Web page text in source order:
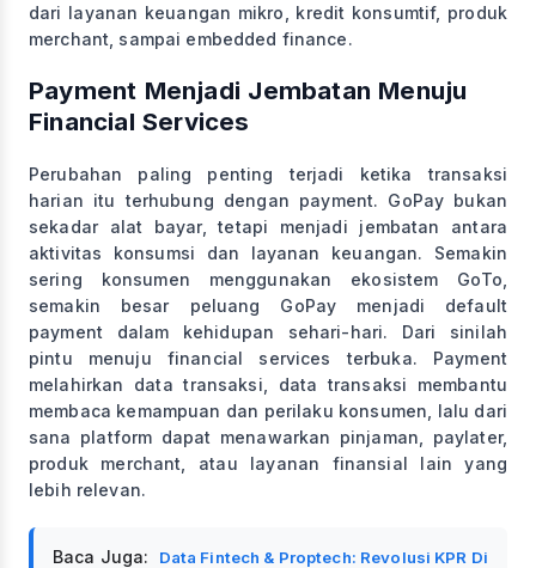
dari layanan keuangan mikro, kredit konsumtif, produk
merchant, sampai embedded finance.
Payment Menjadi Jembatan Menuju
Financial Services
Perubahan paling penting terjadi ketika transaksi
harian itu terhubung dengan payment. GoPay bukan
sekadar alat bayar, tetapi menjadi jembatan antara
aktivitas konsumsi dan layanan keuangan. Semakin
sering konsumen menggunakan ekosistem GoTo,
semakin besar peluang GoPay menjadi default
payment dalam kehidupan sehari-hari. Dari sinilah
pintu menuju financial services terbuka. Payment
melahirkan data transaksi, data transaksi membantu
membaca kemampuan dan perilaku konsumen, lalu dari
sana platform dapat menawarkan pinjaman, paylater,
produk merchant, atau layanan finansial lain yang
lebih relevan.
Baca Juga:
Data Fintech & Proptech: Revolusi KPR Di